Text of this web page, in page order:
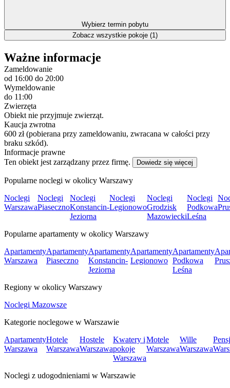
Wybierz termin pobytu
Zobacz wszystkie pokoje (1)
Ważne informacje
Zameldowanie
od 16:00 do 20:00
Wymeldowanie
do 11:00
Zwierzęta
Obiekt nie przyjmuje zwierząt.
Kaucja zwrotna
600 zł (pobierana przy zameldowaniu, zwracana w całości przy
braku szkód).
Informacje prawne
Ten obiekt jest zarządzany przez firmę.
Dowiedz się więcej
Popularne noclegi w okolicy Warszawy
Noclegi
Warszawa
Noclegi
Piaseczno
Noclegi
Konstancin-
Jeziorna
Noclegi
Legionowo
Noclegi
Grodzisk
Mazowiecki
Noclegi
Podkowa
Leśna
Popularne apartamenty w okolicy Warszawy
Apartamenty
Warszawa
Apartamenty
Piaseczno
Apartamenty
Konstancin-
Jeziorna
Apartamenty
Legionowo
Apartamenty
Podkowa
Leśna
Regiony w okolicy Warszawy
Noclegi Mazowsze
Kategorie noclegowe w Warszawie
Apartamenty
Warszawa
Hotele
Warszawa
Hostele
Warszawa
Kwatery i
pokoje
Warszawa
Motele
Warszawa
Wille
Warszawa
Noclegi z udogodnieniami w Warszawie